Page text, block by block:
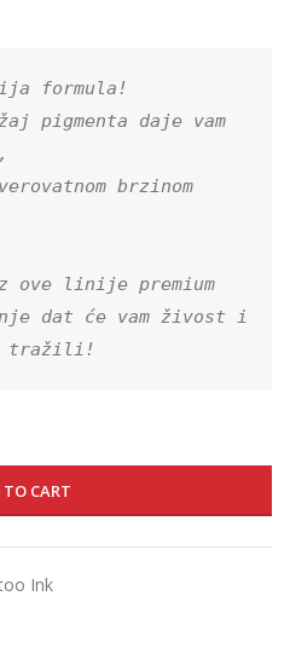
formula!
pigmenta daje vam
brzinom
ove linije premium
dat će vam živost i
tražili!
CART
Ink